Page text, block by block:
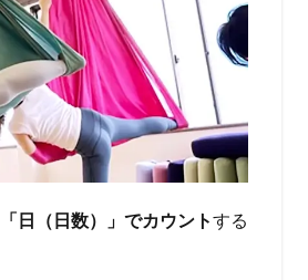
「日（日数）」でカウントする